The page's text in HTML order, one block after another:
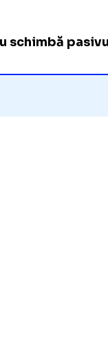
schimbă